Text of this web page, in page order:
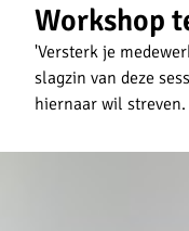
Workshop
'Versterk je
slagzin van deze
hiernaar wil streven.